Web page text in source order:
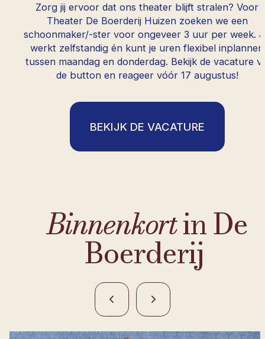
Zorg jij ervoor dat ons theater blijft stralen? Voor
Theater De Boerderij Huizen zoeken we een
schoonmaker/-ster voor ongeveer 3 uur per week.
werkt zelfstandig én kunt je uren flexibel inplannen
tussen maandag en donderdag. Bekijk de vacature
de button en reageer vóór 17 augustus!
BEKIJK DE VACATURE
Binnenkortin De
Boerderij